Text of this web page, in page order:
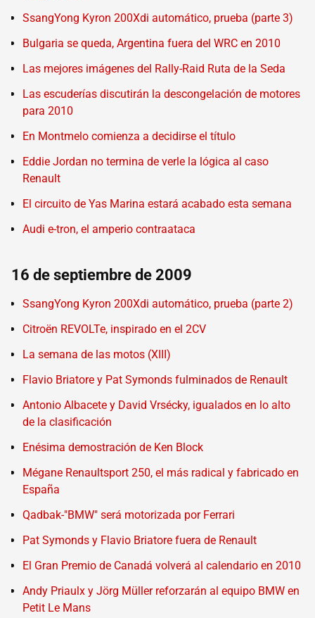
SsangYong Kyron 200Xdi automático, prueba (parte 3)
Bulgaria se queda, Argentina fuera del WRC en 2010
Las mejores imágenes del Rally-Raid Ruta de la Seda
Las escuderías discutirán la descongelación de motores
para 2010
En Montmelo comienza a decidirse el título
Eddie Jordan no termina de verle la lógica al caso
Renault
El circuito de Yas Marina estará acabado esta semana
Audi e-tron, el amperio contraataca
16 de septiembre de 2009
SsangYong Kyron 200Xdi automático, prueba (parte 2)
Citroën REVOLTe, inspirado en el 2CV
La semana de las motos (XIII)
Flavio Briatore y Pat Symonds fulminados de Renault
Antonio Albacete y David Vrsécky, igualados en lo alto
de la clasificación
Enésima demostración de Ken Block
Mégane Renaultsport 250, el más radical y fabricado en
España
Qadbak-"BMW" será motorizada por Ferrari
Pat Symonds y Flavio Briatore fuera de Renault
El Gran Premio de Canadá volverá al calendario en 2010
Andy Priaulx y Jörg Müller reforzarán al equipo BMW en
Petit Le Mans